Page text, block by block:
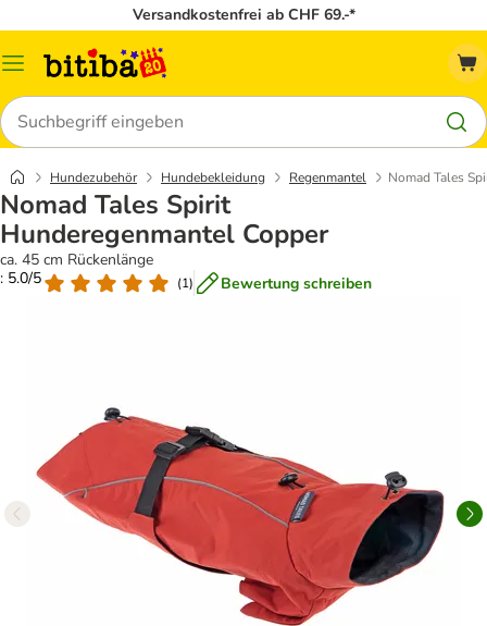
Versandkostenfrei ab CHF 69.-*
Menü
Suchen
Hundezubehör Hundebekleidung Regenmantel Nomad Tales
Nomad Tales Spirit
Hunderegenmantel Copper
ca. 45 cm Rückenlänge
: 5.0/5
(1) Bewertung schreiben